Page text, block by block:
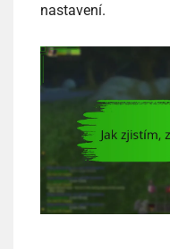
nastavení.